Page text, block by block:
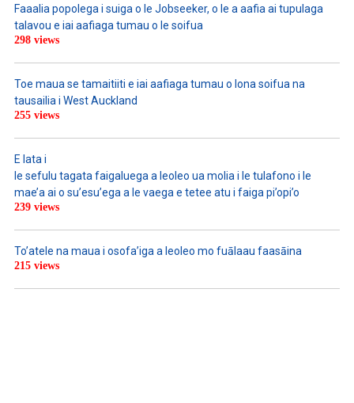
Faaalia popolega i suiga o le Jobseeker, o le a aafia ai tupulaga
talavou e iai aafiaga tumau o le soifua
298 views
Toe maua se tamaitiiti e iai aafiaga tumau o lona soifua na
tausailia i West Auckland
255 views
E lata i
le sefulu tagata faigaluega a leoleo ua molia i le tulafono i le
mae’a ai o su’esu’ega a le vaega e tetee atu i faiga pi’opi’o
239 views
To’atele na maua i osofa’iga a leoleo mo fuālaau faasāina
215 views